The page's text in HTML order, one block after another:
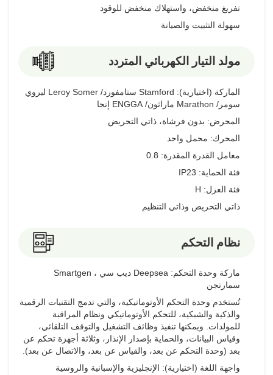
تفريغ منخفض، واستهلاك منخفض للوقود
سهولة التثبيت والصيانة
مولد التيار الكهربائي المتردد
الماركة (اختيارية): Stamford ستامفورد/ Leroy Somer ليروي
سومر/ Marathon ماراثون/ ENGGA إنجا
المحرض: بدون فرشاة، ذاتي التحريض
المحرك: محمل واحد
معامل القدرة المقدرة: 0.8
فئة الحماية: IP23
فئة العزل: H
ذاتي التحريض وذاتي التنظيم
نظام التحكم
ماركة وحدة التحكم: Deepsea ديب سي ، Smartgen
سمارتجن
تُستخدم وحدة التحكم الأوتوماتيكية، والتي تدمج التقنيات الرقمية
والذكية والشبكية، للتحكم الأوتوماتيكي ونظام المراقبة
للمولدات. ويمكنها تنفيذ وظائف التشغيل والتوقف التلقائي،
وقياس البيانات، والحماية بإصدار الإنذار، وثلاثة أجهزة تحكم عن
بعد (وحدة التحكم عن بعد، والقياس عن بعد، والاتصال عن بعد).
واجهة اللغة (اختيارية): الإنجليزية والإسبانية والروسية